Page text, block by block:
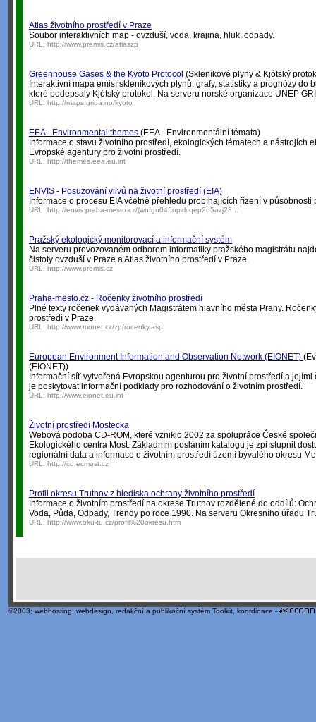
Atlas životního prostředí v Praze
Soubor interaktivních map - ovzduší, voda, krajina, hluk, odpady.
URL: http://www.premis.cz/atlaszp
Greenhouse Gases & the Kyoto Protocol (Skleníkové plyny & Kjótský
Interaktivní mapa emisí skleníkových plynů, grafy, statistiky a prognózy do
které podepsaly Kjótský protokol. Na serveru norské organizace UNEP
URL: http://maps.grida.no/kyoto
EEA - Environmental themes (EEA - Environmentální témata)
Informace o stavu životního prostředí, ekologických tématech a nástrojích
Evropské agentury pro životní prostředí.
URL: http://themes.eea.eu.int
ENVIS - Posuzování vlivů na životní prostředí (EIA)
Informace o procesu EIA včetně přehledu probíhajících řízení v působnosti
URL: http://envis.praha-mesto.cz/(wnfgu045opzlcqep2n5azj23...
Pražský ekologický monitorovací a informační systém
Na serveru provozovaném odborem informatiky pražského magistrátu
čistoty ovzduší v Praze a Atlas životního prostředí v Praze.
URL: http://www.premis.cz
Praha-mesto.cz - Ročenky životního prostředí
Plné texty ročenek vydávaných Magistrátem hlavního města Prahy.
prostředí v Praze.
URL: http://www.monet.cz/zp/rocenky.asp
European Environment Information and Observation Network (EIONET)
(EIONET))
Informační síť vytvořená Evropskou agenturou pro životní prostředí a
je poskytovat informační podklady pro rozhodování o životním prostředí.
URL: http://www.eionet.eu.int
Životní prostředí Mostecka
Webová podoba CD-ROM, které vzniklo 2002 za spolupráce České
Ekologického centra Most. Základním posláním katalogu je zpřístupnit
regionální data a informace o životním prostředí území bývalého okresu
URL: http://cd.ecmost.cz
Profil okresu Trutnov z hlediska ochrany životního prostředí
Informace o životním prostředí na okrese Trutnov rozdělené do oddílů:
Voda, Půda, Odpady, Trendy po roce 1990. Na serveru Okresního úřadu
URL: http://www.oku-tu.cz/profil%20okresu.htm
©2003; webhosting webdesign redakční a publikační systém Toolkit , koordinace -